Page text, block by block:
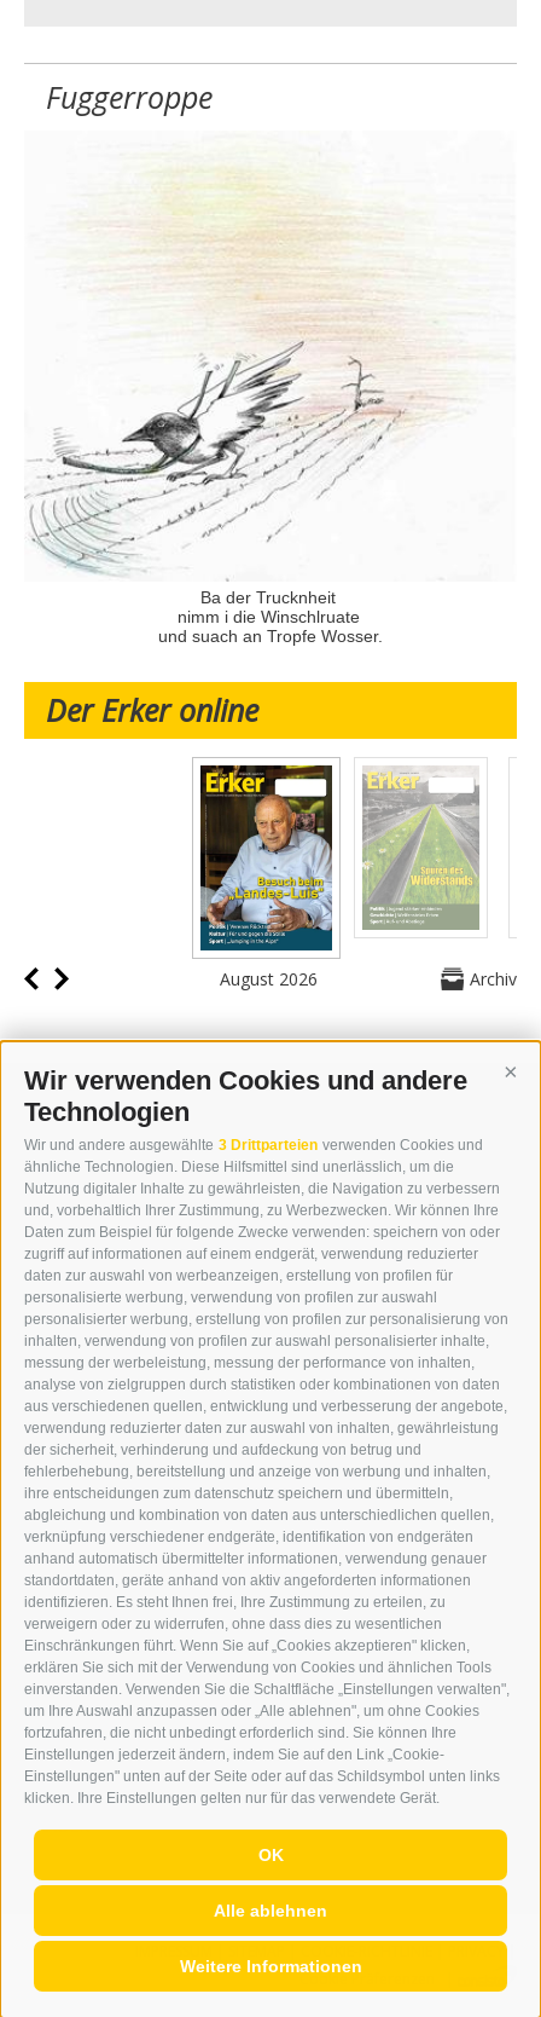
Wir verwenden Cookies und andere
Technologien
Wir und andere ausgewählte 3 Drittparteien verwenden Cookies und
ähnliche Technologien. Diese Hilfsmittel sind unerlässlich, um die
Nutzung digitaler Inhalte zu gewährleisten, die Navigation zu verbessern
und, vorbehaltlich Ihrer Zustimmung, zu Werbezwecken. Wir können Ihre
Daten zum Beispiel für folgende Zwecke verwenden: speichern von oder
zugriff auf informationen auf einem endgerät, verwendung reduzierter
daten zur auswahl von werbeanzeigen, erstellung von profilen für
personalisierte werbung, verwendung von profilen zur auswahl
personalisierter werbung, erstellung von profilen zur personalisierung von
inhalten, verwendung von profilen zur auswahl personalisierter inhalte,
messung der werbeleistung, messung der performance von inhalten,
analyse von zielgruppen durch statistiken oder kombinationen von daten
aus verschiedenen quellen, entwicklung und verbesserung der angebote,
verwendung reduzierter daten zur auswahl von inhalten, gewährleistung
der sicherheit, verhinderung und aufdeckung von betrug und
fehlerbehebung, bereitstellung und anzeige von werbung und inhalten,
ihre entscheidungen zum datenschutz speichern und übermitteln,
abgleichung und kombination von daten aus unterschiedlichen quellen,
verknüpfung verschiedener endgeräte, identifikation von endgeräten
anhand automatisch übermittelter informationen, verwendung genauer
standortdaten, geräte anhand von aktiv angeforderten informationen
identifizieren. Es steht Ihnen frei, Ihre Zustimmung zu erteilen, zu
verweigern oder zu widerrufen, ohne dass dies zu wesentlichen
Einschränkungen führt. Wenn Sie auf „Cookies akzeptieren" klicken,
erklären Sie sich mit der Verwendung von Cookies und ähnlichen Tools
einverstanden. Verwenden Sie die Schaltfläche „Einstellungen verwalten",
um Ihre Auswahl anzupassen oder „Alle ablehnen", um ohne Cookies
fortzufahren, die nicht unbedingt erforderlich sind. Sie können Ihre
Einstellungen jederzeit ändern, indem Sie auf den Link „Cookie-
Einstellungen" unten auf der Seite oder auf das Schildsymbol unten links
klicken. Ihre Einstellungen gelten nur für das verwendete Gerät.
OK
Alle ablehnen
Weitere Informationen
Fuggerroppe
Ba der Trucknheit
nimm i die Winschlruate
und suach an Tropfe Wosser.
Der Erker online
August 2026 Archiv
KONTAKT
WIPP-MEDIA GMBH
DER ERKER
NEUSTADT 20A
I-39049 STERZING
TEL.: +39 0472 766876
GRAFIK@DERERKER.IT
INFO@DERERKER.IT
BARBARA.FONTANA@DERERKER.IT
DER ERKER
WERBEN IM ERKER
ONLINE-WERBUNG
SEPA-DAUERAUFTRAG
REGELN LESERKOMMENTARE
ONLINE VOTING
SERVICE
VERANSTALTUNGSKALENDER
KLEINANZEIGER
NÜTZLICHE LINKS
WETTER
WEBCAM
VIDEOS
TRAUER
|
Cookie Präferenzen